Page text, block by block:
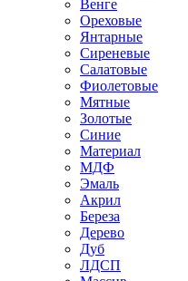
Венге
Ореховые
Янтарные
Сиреневые
Салатовые
Фиолетовые
Мятные
Золотые
Синие
Материал
МДФ
Эмаль
Акрил
Береза
Дерево
Дуб
ЛДСП